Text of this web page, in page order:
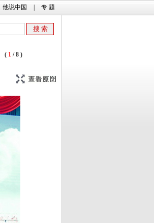
他说中国 专 题
( 1/ 8 )